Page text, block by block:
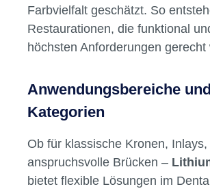
Farbvielfalt geschätzt. So
Restaurationen, die funktional
höchsten Anforderungen gerecht
Anwendungsbereiche
Kategorien
Ob für klassische Kronen,
anspruchsvolle Brücken –
bietet flexible Lösungen im